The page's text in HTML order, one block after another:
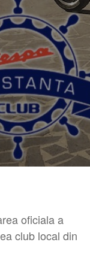
oficiala a
club local din